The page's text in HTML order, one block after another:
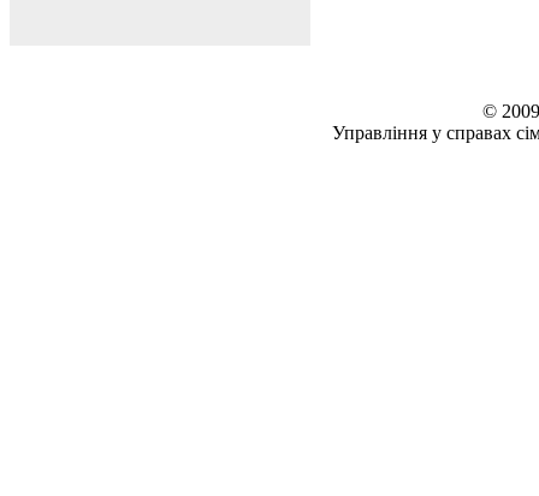
©
Управління у справах